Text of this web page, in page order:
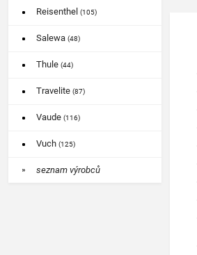
Reisenthel (105)
Salewa (48)
Thule (44)
Travelite (87)
Vaude (116)
Vuch (125)
seznam výrobců